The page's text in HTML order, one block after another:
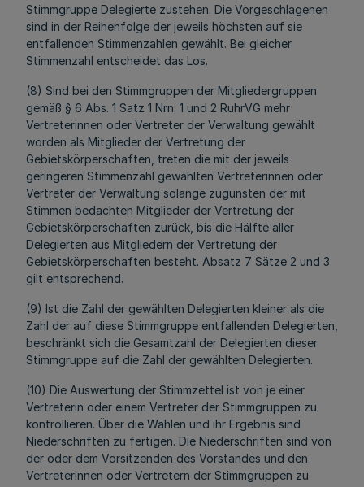
Stimmgruppe Delegierte zustehen. Die Vorgeschlagenen
sind in der Reihenfolge der jeweils höchsten auf sie
entfallenden Stimmenzahlen gewählt. Bei gleicher
Stimmenzahl entscheidet das Los.
(8) Sind bei den Stimmgruppen der Mitgliedergruppen
gemäß § 6 Abs. 1 Satz 1 Nrn. 1 und 2 RuhrVG mehr
Vertreterinnen oder Vertreter der Verwaltung gewählt
worden als Mitglieder der Vertretung der
Gebietskörperschaften, treten die mit der jeweils
geringeren Stimmenzahl gewählten Vertreterinnen oder
Vertreter der Verwaltung solange zugunsten der mit
Stimmen bedachten Mitglieder der Vertretung der
Gebietskörperschaften zurück, bis die Hälfte aller
Delegierten aus Mitgliedern der Vertretung der
Gebietskörperschaften besteht. Absatz 7 Sätze 2 und 3
gilt entsprechend.
(9) Ist die Zahl der gewählten Delegierten kleiner als die
Zahl der auf diese Stimmgruppe entfallenden Delegierten,
beschränkt sich die Gesamtzahl der Delegierten dieser
Stimmgruppe auf die Zahl der gewählten Delegierten.
(10) Die Auswertung der Stimmzettel ist von je einer
Vertreterin oder einem Vertreter der Stimmgruppen zu
kontrollieren. Über die Wahlen und ihr Ergebnis sind
Niederschriften zu fertigen. Die Niederschriften sind von
der oder dem Vorsitzenden des Vorstandes und den
Vertreterinnen oder Vertretern der Stimmgruppen zu